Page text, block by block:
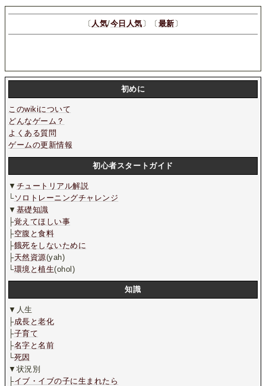
〔 人気/今日人気 〕〔 最新 〕
初めに
このwikiについて
どんなゲーム？
よくある質問
ゲームの更新情報
初心者スタートガイド
▼ チュートリアル解説
└ソロトレーニングチャレンジ
▼ 基礎知識
├覚えてほしい事
├空腹と食料
├餓死をしないために
├天然資源(yah)
└環境と植生(ohol)
知識
▼人生
├成長と老化
├子育て
├名字と名前
└死因
▼状況別
├イブ・イブの子に生まれたら